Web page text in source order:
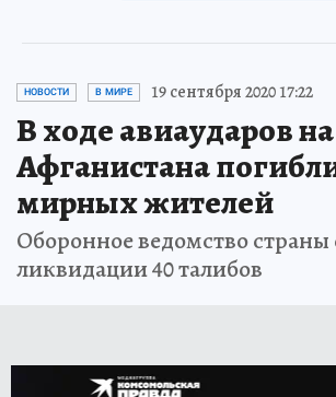
НОВОСТИ В МИРЕ 19 сентября 2020 17:22
В ходе авиаударов
Афганистана
мирных жителей
Оборонное ведомство
ликвидации 40 талибов